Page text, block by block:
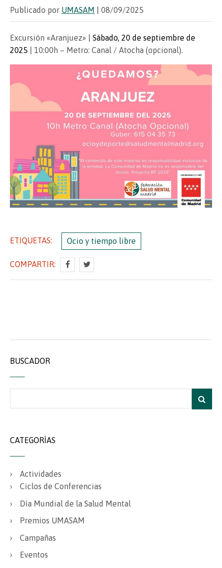
Publicado por UMASAM | 08/09/2025
Excursión «Aranjuez» | Sábado, 20 de septiembre de
2025 | 10:00h – Metro: Canal / Atocha (opcional).
ETIQUETAS: Ocio y tiempo libre
COMPARTIR:
BUSCADOR
CATEGORÍAS
Actividades
Ciclos de Conferencias
Día Mundial de la Salud Mental
Premios UMASAM
Campañas
Eventos